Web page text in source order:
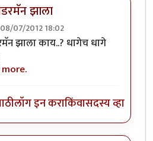
झाला
08/07/2012 18:02
आणिbyबॅटमॅन
झाला काय..? धागेच धागे
लॉग इन कराकिंवासदस्य व्हा